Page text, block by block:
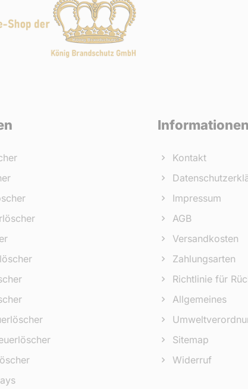
Informationen
Kontakt
Impressum
AGB
Versandkosten
Zahlungsarten
Richtlinie für
Allgemeines
Sitemap
Widerruf